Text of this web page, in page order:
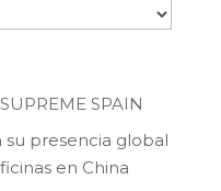
SPAIN
presencia global
en China